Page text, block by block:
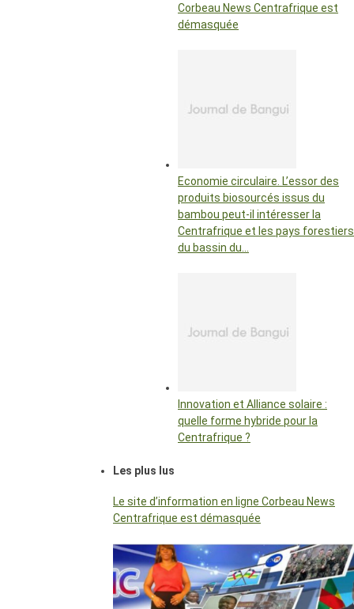
Corbeau News Centrafrique est
démasquée
Economie circulaire. L’essor des
produits biosourcés issus du
bambou peut-il intéresser la
Centrafrique et les pays forestiers
du bassin du…
Innovation et Alliance solaire :
quelle forme hybride pour la
Centrafrique ?
Les plus lus
Le site d’information en ligne Corbeau News
Centrafrique est démasquée